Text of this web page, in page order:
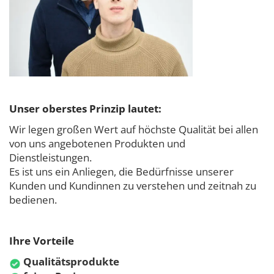
Unser oberstes Prinzip lautet:
Wir legen großen Wert auf höchste Qualität bei allen
von uns angebotenen Produkten und
Dienstleistungen.
Es ist uns ein Anliegen, die Bedürfnisse unserer
Kunden und Kundinnen zu verstehen und zeitnah zu
bedienen.
Ihre Vorteile
Qualitätsprodukte